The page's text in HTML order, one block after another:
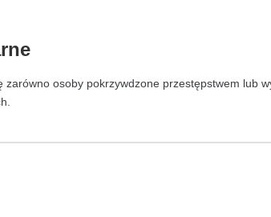
osoby pokrzywdzone przestępstwem lub